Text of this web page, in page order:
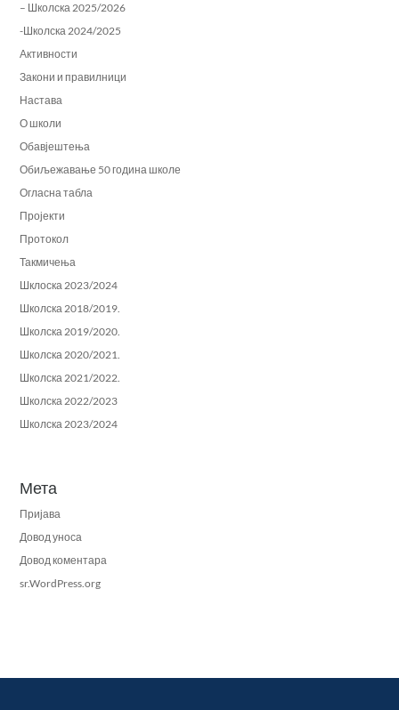
– Школска 2025/2026
-Школска 2024/2025
Активности
Закони и правилници
Настава
О школи
Обавјештења
Обиљежавање 50 година школе
Огласна табла
Пројекти
Протокол
Такмичења
Шклоска 2023/2024
Школска 2018/2019.
Школска 2019/2020.
Школска 2020/2021.
Школска 2021/2022.
Школска 2022/2023
Школска 2023/2024
Мета
Пријава
Довод уноса
Довод коментара
sr.WordPress.org